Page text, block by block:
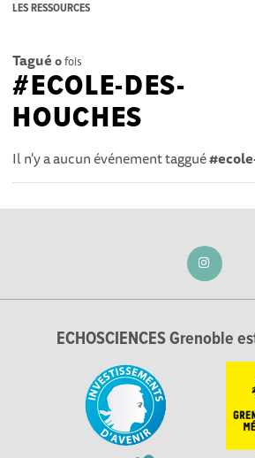
LES RESSOURCES
Tagué 0fois
#ECOLE-DES-
HOUCHES
Il n'y a aucun événement taggué
ECHOSCIENCES Grenoble